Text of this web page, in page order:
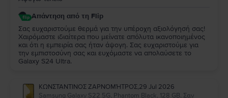
Απάντηση από τη Flip
Σας ευχαριστούμε θερμά για την υπέροχη αξιολόγησή σας!
Χαιρόμαστε ιδιαίτερα που μείνατε απόλυτα ικανοποιημένος
και ότι η εμπειρία σας ήταν άψογη. Σας ευχαριστούμε για
την εμπιστοσύνη σας και ευχόμαστε να απολαύσετε το
Galaxy S24 Ultra.
ΚΩΝΣΤΑΝΤΙΝΟΣ ΖΑΡΝΟΜΉΤΡΟΣ,29 Jul 2026
Samsung Galaxy S22 5G, Phantom Black, 128 GB, Σαν